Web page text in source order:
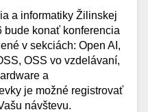
a informatiky Žilinskej
bude konať konferencia
v sekciách: Open AI,
OSS vo vzdelávaní,
a
je možné registrovať
návštevu.